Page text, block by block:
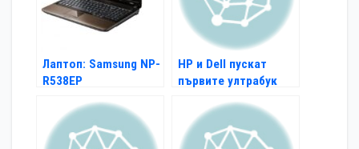
Лаптоп: Samsung NP-
R538EP
HP и Dell пускат
първите ултрабук